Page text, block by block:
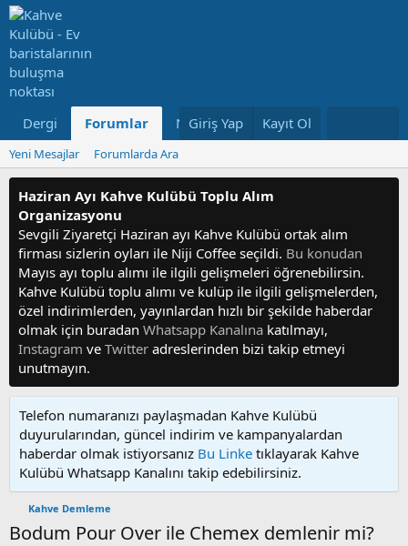
Dergi Forumlar Neler Yeni Kullanıcılar
Giriş Yap Kayıt Ol
Yeni Mesajlar Forumlarda Ara
Haziran Ayı Kahve Kulübü Toplu Alım
Organizasyonu
Sevgili Ziyaretçi Haziran ayı Kahve Kulübü ortak alım
firması sizlerin oyları ile Niji Coffee seçildi. Bu konudan
Mayıs ayı toplu alımı ile ilgili gelişmeleri öğrenebilirsin.
Kahve Kulübü toplu alımı ve kulüp ile ilgili gelişmelerden,
özel indirimlerden, yayınlardan hızlı bir şekilde haberdar
olmak için buradan Whatsapp Kanalına katılmayı,
Instagram ve Twitter adreslerinden bizi takip etmeyi
unutmayın.
Telefon numaranızı paylaşmadan Kahve Kulübü
duyurularından, güncel indirim ve kampanyalardan
haberdar olmak istiyorsanız Bu Linke tıklayarak Kahve
Kulübü Whatsapp Kanalını takip edebilirsiniz.
Kahve Demleme
Bodum Pour Over ile Chemex demlenir mi?